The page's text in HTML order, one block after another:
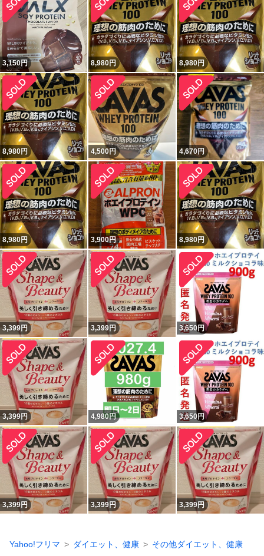
3,150円 8,980円 8,980円
8,980円 4,500円 4,670円
8,980円 3,900円 8,980円
3,399円 3,399円 3,650円
3,399円 4,980円 3,650円
3,399円 3,399円 3,399円
Yahoo!フリマ ダイエット、健康 その他ダイエット、健康